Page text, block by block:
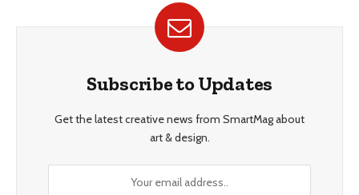
Subscribe to Updates
Get the latest creative news from SmartMag about
art & design.